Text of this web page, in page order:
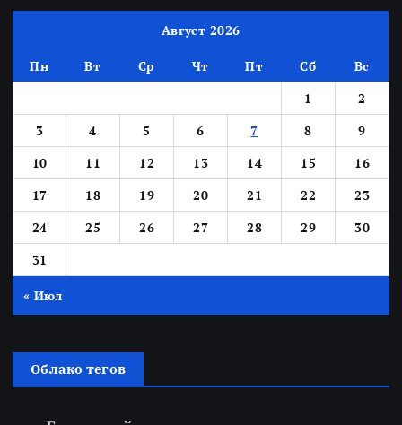
Август 2026
Пн Вт Ср Чт Пт Сб
Вс
1
2
3
4 5 6 7 8
9
10
11 12 13 14 15
16
17
18 19 20 21 22
23
24
25 26 27 28 29
30
31
« Июл
Облако тегов